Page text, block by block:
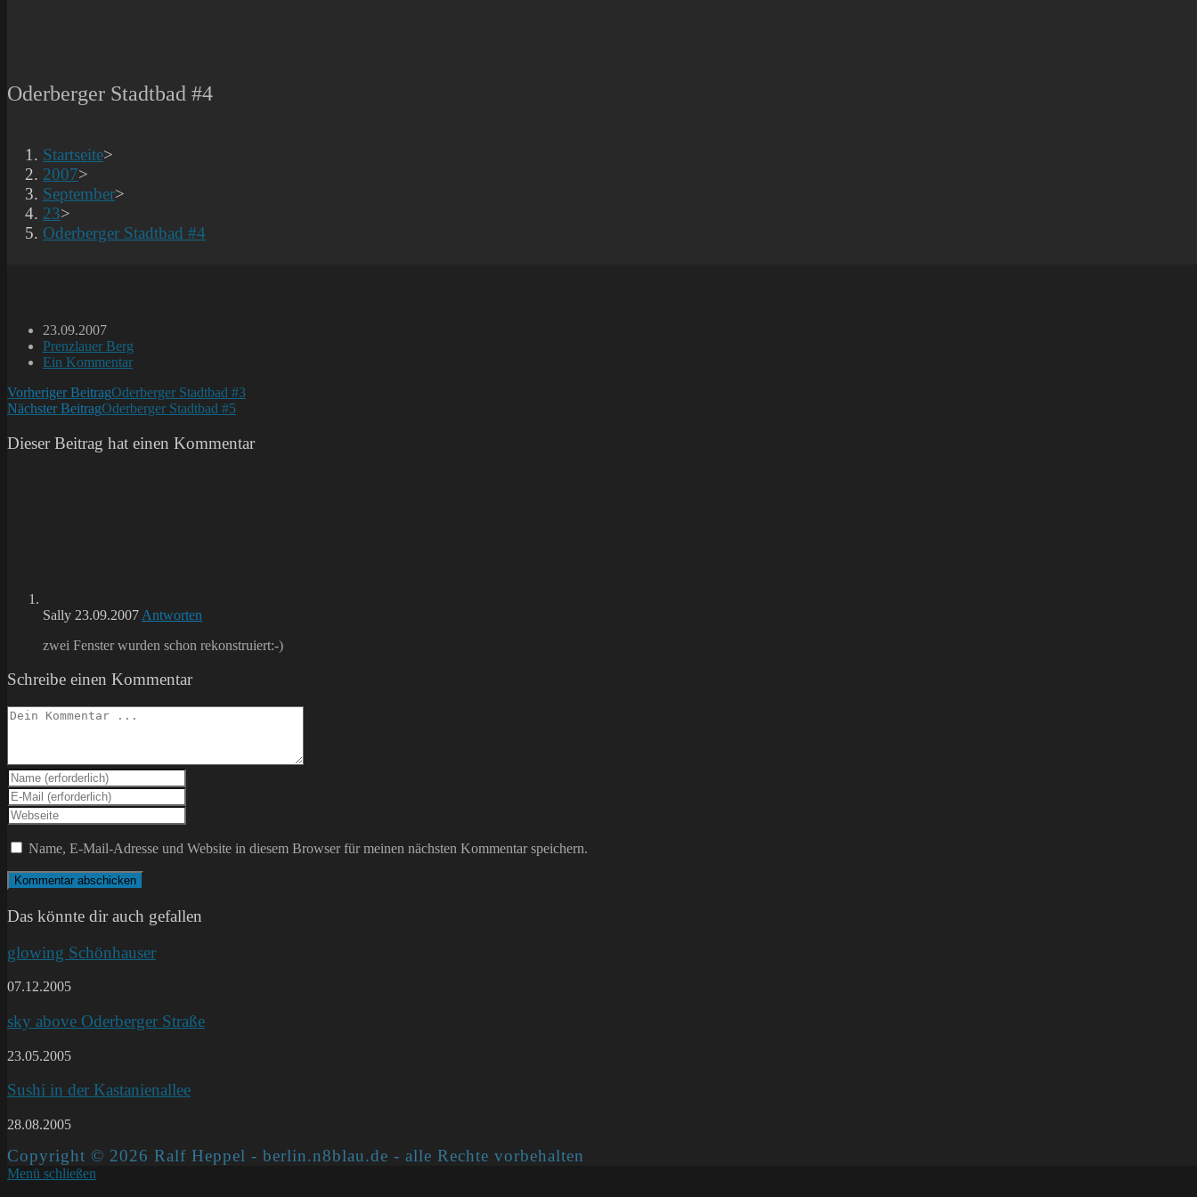
Oderberger Stadtbad #4
Startseite>
2007>
September>
23>
Oderberger Stadtbad #4
Beitrag
veröffentlicht:
23.09.2007
Beitrags-
Kategorie:
Prenzlauer Berg
Beitrags-
Ein Kommentar
Weitere
Artikel
ansehen
Vorheriger BeitragOderberger Stadtbad #3
Nächster BeitragOderberger Stadtbad #5
Dieser Beitrag hat einen Kommentar
Sally 23.09.2007 Antworten
zwei Fenster wurden schon rekonstruiert:-)
Schreibe einen Kommentar
Kommentieren
Gib
deinen
Namen
oder
Benutzernamen
zum
Kommentieren
ein
Gib
deine
E-
Mail-
Adresse
zum
Kommentieren
Gib
deine
Website-
ein
(optional)
Name, E-Mail-Adresse und Website in diesem Browser für meinen nächsten Kommentar speichern.
Das könnte dir auch gefallen
glowing Schönhauser
07.12.2005
sky above Oderberger Straße
23.05.2005
Sushi in der Kastanienallee
28.08.2005
Copyright © 2026 Ralf Heppel - berlin.n8blau.de - alle Rechte vorbehalten
Menü schließen